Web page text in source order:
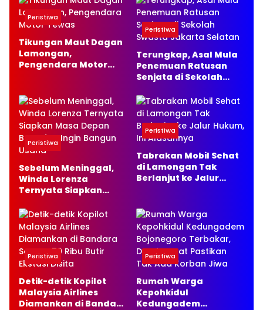
Peristiwa
Tikungan Maut Dagan
Lamongan,
Pengendara Motor
Peristiwa
Terungkap, Asal Mula
Penemuan Ratusan
Senjata di Sekolah
Selatan
Peristiwa
Sebelum Meninggal,
Winda Lorenza
Ternyata Siapkan
Ingin Bangun Usaha
Peristiwa
Tabrakan Mobil Sehat
di Lamongan Tak
Berlanjut ke Jalur
Peristiwa
Detik-detik Kopilot
Malaysia Airlines
Diamankan di Bandara
Peristiwa
Rumah Warga
Kepohkidul
Kedungadem